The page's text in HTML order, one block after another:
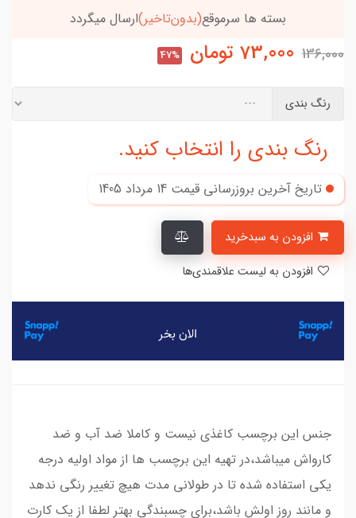
خریدتو به5میلیون برسون،ارسالت‌رایگانه
136,000
73,000 تومان 47%
رنگ بندی
رنگ بندی را انتخاب کنید.
تاریخ آخرین بروزرسانی قیمت 14 مرداد 1405
جنس این برچسب کاغذی نیست و کاملا ضد آب و ضد
کارواش میباشد،در تهیه این برچسب ها از مواد اولیه درجه
یکی استفاده شده تا در طولانی مدت هیچ تغییر رنگی ندهد
و مانند روز اولش باشد،برای چسبندگی بهتر لطفا از یک کارت